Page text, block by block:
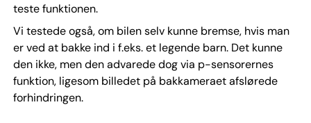
teste funktionen.
Vi testede også, om bilen selv kunne bremse, hvis man
er ved at bakke ind i f.eks. et legende barn. Det kunne
den ikke, men den advarede dog via p-sensorernes
funktion, ligesom billedet på bakkameraet afslørede
forhindringen.